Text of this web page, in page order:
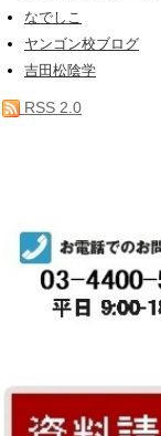
なでしこ
ヤンゴン校ブログ
吉田松陰学
RSS 2.0